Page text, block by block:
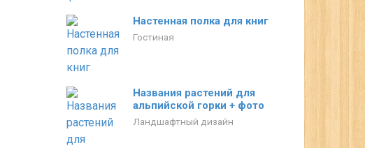
Настенная полка для книг
Гостиная
Названия растений для
альпийской горки + фото
Ландшафтный дизайн